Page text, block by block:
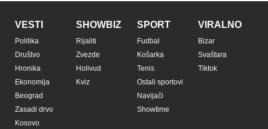
VESTI
Politika
Društvo
Hronika
Ekonomija
Beograd
Zasadi drvo
Kosovo
SHOWBIZ
Rijaliti
Zvezde
Holivud
Kviz
SPORT
Fudbal
Košarka
Tenis
Ostali sportovi
Navijači
Showtime
VIRALNO
Bizar
Svaštara
Tiktok